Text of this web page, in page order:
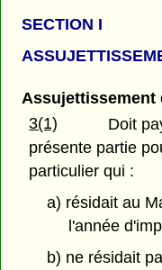
SECTION I
Assujettissement
3(1)
Doit
présente partie
particulier qui :
a) résidait au
l'année
b) ne résidait